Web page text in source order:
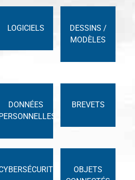
LOGICIELS
DESSINS /
MODÈLES
DONNÉES
BREVETS
OBJETS